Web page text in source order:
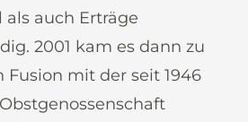
auch Erträge
2001 kam es dann zu
Fusion mit der seit 1946